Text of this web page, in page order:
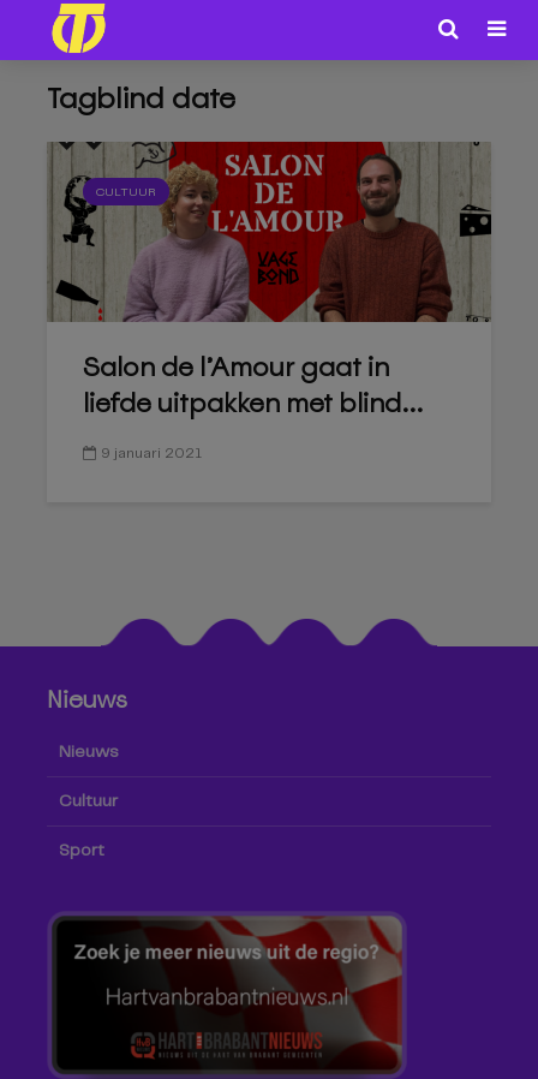
Tagblind date
CULTUUR
Salon de l’Amour gaat in
liefde uitpakken met blind...
9 januari 2021
Nieuws
Nieuws
Cultuur
Sport